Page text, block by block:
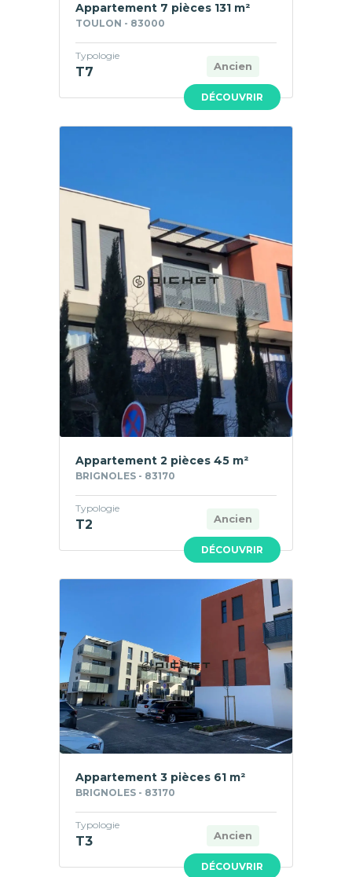
DÉCOUVRIR
Appartement 7 pièces 131 m²
TOULON - 83000
Ancien
Typologie
T7
DÉCOUVRIR
Appartement 2 pièces 45 m²
BRIGNOLES - 83170
Ancien
Typologie
T2
DÉCOUVRIR
Appartement 3 pièces 61 m²
BRIGNOLES - 83170
Ancien
Typologie
T3